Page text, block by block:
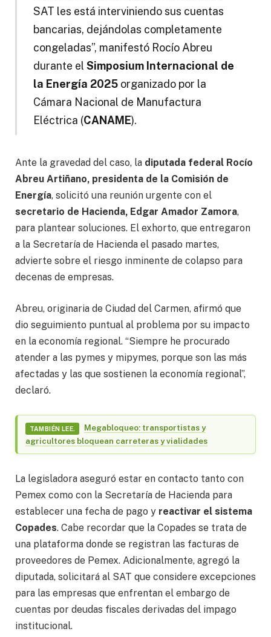
SAT les está interviniendo sus cuentas
bancarias, dejándolas completamente
congeladas”, manifestó Rocío Abreu
durante el Simposium Internacional de
la Energía 2025organizado por la
Cámara Nacional de Manufactura
Eléctrica (CANAME).
Ante la gravedad del caso, la diputada federal Rocío
Abreu Artiñano, presidenta de la Comisión de
Energía, solicitó una reunión urgente con el
secretario de Hacienda, Edgar Amador Zamora,
para plantear soluciones. El exhorto, que entregaron
a la Secretaría de Hacienda el pasado martes,
advierte sobre el riesgo inminente de colapso para
decenas de empresas.
Abreu, originaria de Ciudad del Carmen, afirmó que
dio seguimiento puntual al problema por su impacto
en la economía regional. “Siempre he procurado
atender a las pymes y mipymes, porque son las más
afectadas y las que sostienen la economía regional”,
declaró.
TAMBIÉN LEE.
Megabloqueo: transportistas y
agricultores bloquean carreteras y vialidades
La legisladora aseguró estar en contacto tanto con
Pemex como con la Secretaría de Hacienda para
establecer una fecha de pago y reactivar el sistema
Copades. Cabe recordar que la Copades se trata de
una plataforma donde se registran las facturas de
proveedores de Pemex. Adicionalmente, agregó la
diputada, solicitará al SAT que considere excepciones
para las empresas que enfrentan el embargo de
cuentas por deudas fiscales derivadas del impago
institucional.